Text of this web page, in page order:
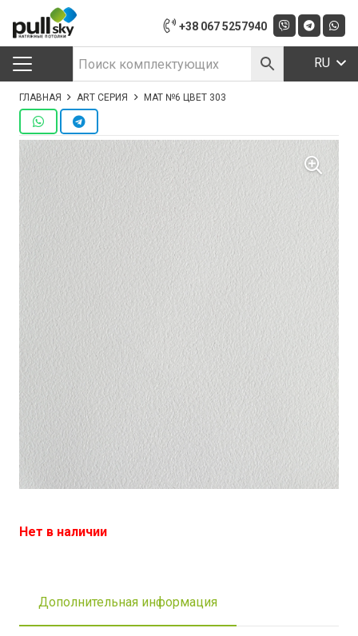
+38 067 5257940
RU
ГЛАВНАЯ ART СЕРИЯ МАТ №6 ЦВЕТ 303
Нет в наличии
Дополнительная информация